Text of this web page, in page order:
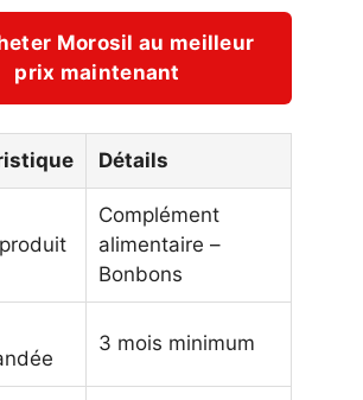
Morosil au meilleur
prix maintenant
Détails
Complément
alimentaire –
Bonbons
3 mois minimum